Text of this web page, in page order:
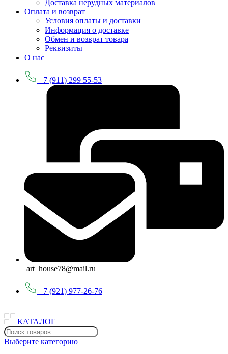
Доставка нерудных материалов
Оплата и возврат
Условия оплаты и доставки
Информация о доставке
Обмен и возврат товара
Реквизиты
О нас
+7 (911) 299 55-53
art_house78@mail.ru
+7 (921) 977-26-76
КАТАЛОГ
Выберите категорию